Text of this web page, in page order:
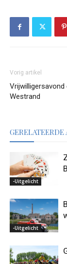
Vorig artikel
Vrijwilligersavond
Westrand
-Uitgelicht
-Uitgelicht